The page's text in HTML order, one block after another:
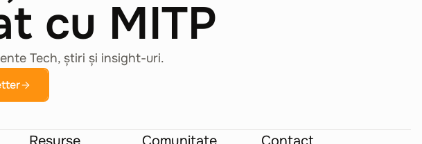
cu MITP
Tech, știri și insight-uri.